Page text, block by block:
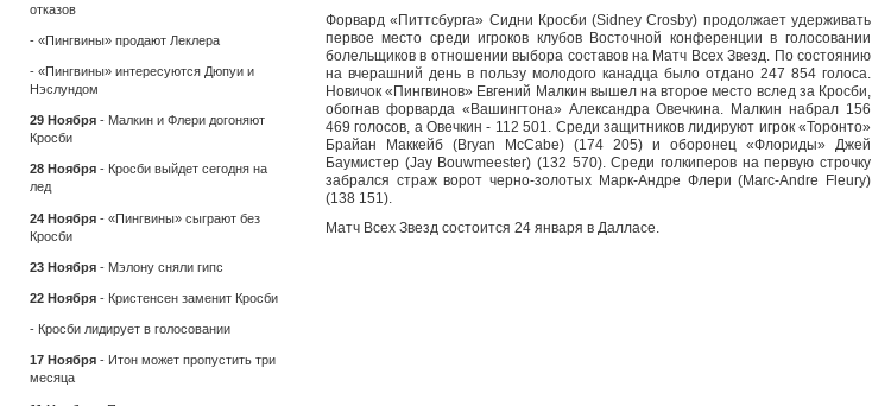
Форвард «Питтсбурга» Сидни Кросби (Sidney Crosby) продолжает удерживать
первое место среди игроков клубов Восточной конференции в голосовании
болельщиков в отношении выбора составов на Матч Всех Звезд. По состоянию
на вчерашний день в пользу молодого канадца было отдано 247 854 голоса.
Новичок «Пингвинов» Евгений Малкин вышел на второе место вслед за Кросби,
обогнав форварда «Вашингтона» Александра Овечкина. Малкин набрал 156
469 голосов, а Овечкин - 112 501. Среди защитников лидируют игрок «Торонто»
Брайан Маккейб (Bryan McCabe) (174 205) и оборонец «Флориды» Джей
Баумистер (Jay Bouwmeester) (132 570). Среди голкиперов на первую строчку
забрался страж ворот черно-золотых Марк-Андре Флери (Marc-Andre Fleury)
(138 151).
Матч Всех Звезд состоится 24 января в Далласе.
отказов
- «Пингвины» продают Леклера
- «Пингвины» интересуются Дюпуи и
Нэслундом
29 Ноября - Малкин и Флери догоняют
Кросби
28 Ноября - Кросби выйдет сегодня на
лед
24 Ноября - «Пингвины» сыграют без
Кросби
23 Ноября - Мэлону сняли гипс
22 Ноября - Кристенсен заменит Кросби
- Кросби лидирует в голосовании
17 Ноября - Итон может пропустить три
месяца